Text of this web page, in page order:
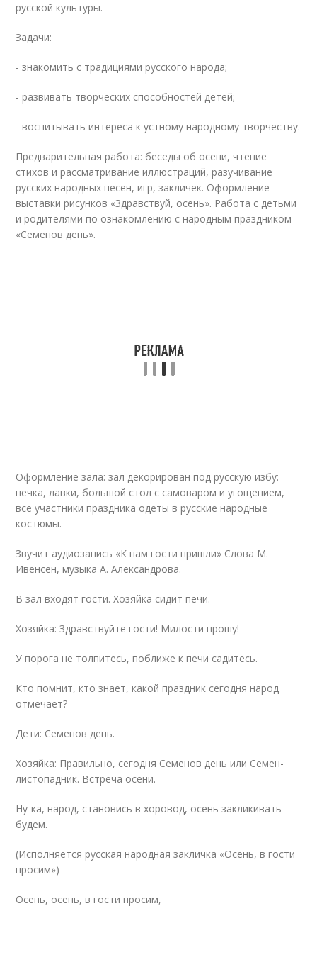
русской культуры.
Задачи:
- знакомить с традициями русского народа;
- развивать творческих способностей детей;
- воспитывать интереса к устному народному творчеству.
Предварительная работа: беседы об осени, чтение
стихов и рассматривание иллюстраций, разучивание
русских народных песен, игр, закличек. Оформление
выставки рисунков «Здравствуй, осень». Работа с детьми
и родителями по ознакомлению с народным праздником
«Семенов день».
Оформление зала: зал декорирован под русскую избу:
печка, лавки, большой стол с самоваром и угощением,
все участники праздника одеты в русские народные
костюмы.
Звучит аудиозапись «К нам гости пришли» Слова М.
Ивенсен, музыка А. Александрова.
В зал входят гости. Хозяйка сидит печи.
Хозяйка: Здравствуйте гости! Милости прошу!
У порога не толпитесь, поближе к печи садитесь.
Кто помнит, кто знает, какой праздник сегодня народ
отмечает?
Дети: Семенов день.
Хозяйка: Правильно, сегодня Семенов день или Семен-
листопадник. Встреча осени.
Ну-ка, народ, становись в хоровод, осень закликивать
будем.
(Исполняется русская народная закличка «Осень, в гости
просим»)
Осень, осень, в гости просим,